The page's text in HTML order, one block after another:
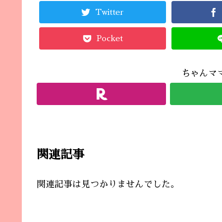
Twitter
Pocket
ちゃんマ
関連記事
関連記事は見つかりませんでした。